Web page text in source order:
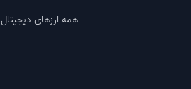
همه ارزهای دیجیتال